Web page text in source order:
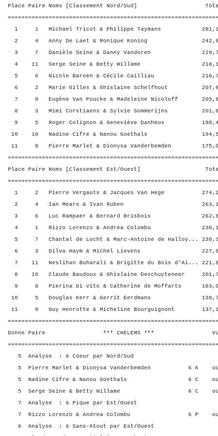
Place Paire Noms [Classement Nord/Sud] Total
1 1 Michael Tricot & Philippe Taymans 281,13
2 4 Anny De Laet & Monique Koning 242,63
3 7 Danièle Seine & Danny Vandoren 229,75
4 11 Serge Seine & Betty Willame 218,15
5 6 Nicole Baroen & Cécile Cailliau 216,78
6 2 Marie Gilles & Ghislaine Schelfhout 207,63
7 9 Eugène Van Poucke & Madeleine Nicoloff
8 3 Mimi Corstiaens & Sylvie Sommerijns 201,63
9 5 Roger Colignon & Geneviève Danheux 198,40
10 10 Nadine Cifre & Nanou Goethals 194,50
11 8 Pierre Marlet & Dionysa Vanderbemden
Place Paire Noms [Classement Est/Ouest] Total
1 2 Pierre Vergauts & Jacques Van Hege 274,25
2 4 Ian Mears & Ivan Ruben 263,15
3 6 Luc Rampaer & Bernard Brisbois 262,88
4 1 Rizzo Lorenzo & Andrea Colombu 230,15
5 7 Chantal de Locht & Marc-Antoine de Halloy...
6 3 Dilva Haym & Michel Lievens 227,88
7 11 Neslihan Buharali & Brigitte du Bois d'Ai...
8 10 Claude Baudoux & Ghislaine Deschuyteneer
9 8 Pierina Di Vito & Catherine de Moffarts 183,00
10 5 Douglas Kerr & Gerrit Eerdmans 138,78
11 9 Guy Henrotte & Micheline Bourguignont
Donne Paire *** CHELEMS *** Vul?
5 Analyse : 6 Coeur par Nord/Sud
5 Pierre Marlet & Dionysa Vanderbemden 6 K
5 Nadine Cifre & Nanou Goethals 6 C
5 Serge Seine & Betty Willame 6 C
7 Analyse : 6 Pique par Est/Ouest
7 Rizzo Lorenzo & Andrea Colombu 6 P
8 Analyse : 6 Sans-Atout par Est/Ouest